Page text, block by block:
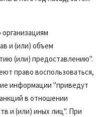
и (или) объем
(или) предоставлению".
право воспользоваться,
информации "приведут
в отношении
и (или) иных лиц". При